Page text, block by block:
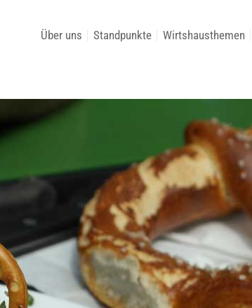
Über uns Standpunkte Wirtshausthemen